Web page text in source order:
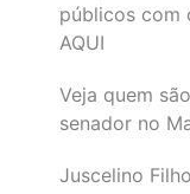
públicos com
AQUI
Veja quem
senador no
Juscelino